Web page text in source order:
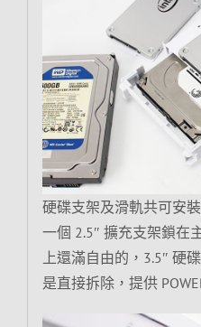
硬碟支架及滑軌共可安
一個 2.5″ 擴充支架鎖在
上還滿自由的，3.5″ 硬
是直接拆除，提供